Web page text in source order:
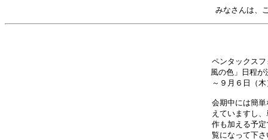
ペンタックス
風の色」日程
～９月６日
会期中には簡
えていますし
作も加える予
覧に